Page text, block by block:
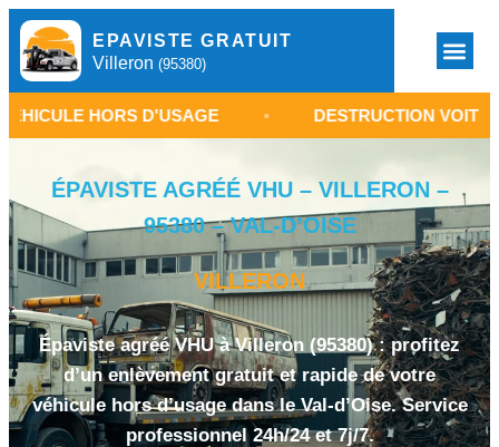
EPAVISTE GRATUIT
Villeron (95380)
HORS D'USAGE • DESTRUCTION VOITURE
ÉPAVISTE AGRÉÉ VHU – VILLERON –
95380 – VAL-D’OISE
VILLERON
Épaviste agréé VHU à Villeron (95380) : profitez
d’un enlèvement gratuit et rapide de votre
véhicule hors d’usage dans le Val-d’Oise. Service
professionnel 24h/24 et 7j/7.